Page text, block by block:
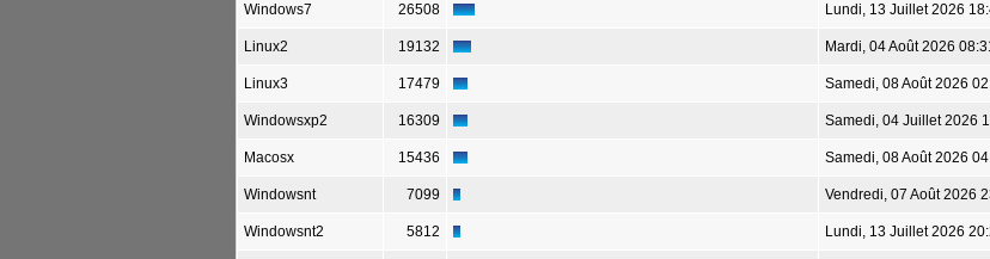
Windows7 26508 Lundi, 13 Juillet 2026
Linux2 19132 Mardi, 04 Août 2026
Linux3 17479 Samedi, 08 Août 2026
Windowsxp2 16309 Samedi, 04 Juillet 2026
Macosx 15436 Samedi, 08 Août 2026
Windowsnt 7099 Vendredi, 07 Août 2026
Windowsnt2 5812 Lundi, 13 Juillet 2026